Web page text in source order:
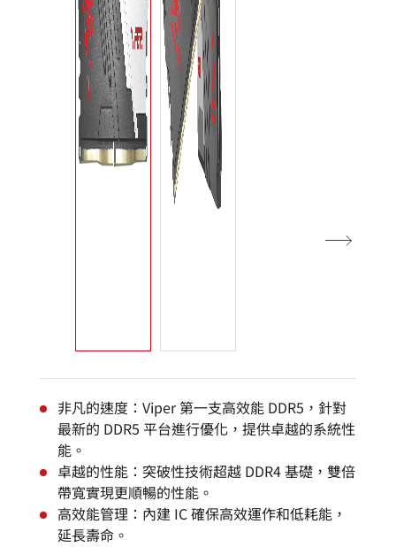
非凡的速度：Viper 第一支高效能 DDR5，針對
最新的 DDR5 平台進行優化，提供卓越的系統性
能。
卓越的性能：突破性技術超越 DDR4 基礎，雙倍
帶寬實現更順暢的性能。
高效能管理：內建 IC 確保高效運作和低耗能，
延長壽命。